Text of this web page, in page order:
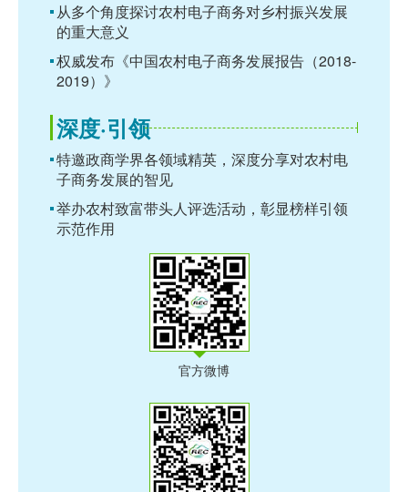
从多个角度探讨农村电子商务对乡村振兴发展
的重大意义
权威发布《中国农村电子商务发展报告（2018-
2019）》
深度·引领
特邀政商学界各领域精英，深度分享对农村电
子商务发展的智见
举办农村致富带头人评选活动，彰显榜样引领
示范作用
官方微博